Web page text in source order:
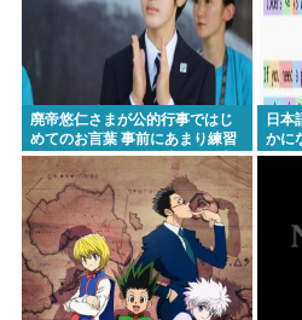
国連事務総長「お金があり
連が完全崩壊します。助け
「非常に残念」高市総理と
握手のみ 8月9日長崎の被爆
主催の長崎市に呼ばれたか
杉田水脈ってまともなこと
だな
【NASA開発】3,980円の冷
文句にネット騒然
廃帝悠仁さまが公的行事ではじ
めてのお言葉 事前にあまり練習
してないっぽい。滑舌悪いし大
丈夫なの
日本
かに